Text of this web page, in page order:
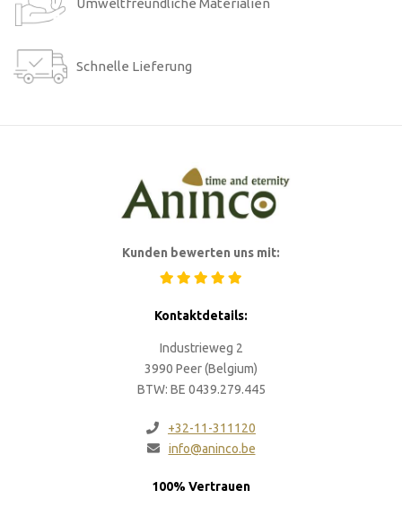
Umweltfreundliche Materialien
Schnelle Lieferung
Kunden bewerten uns mit:
Kontaktdetails:
Industrieweg 2
3990 Peer (Belgium)
BTW: BE 0439.279.445
+32-11-311120
info@aninco.be
100% Vertrauen